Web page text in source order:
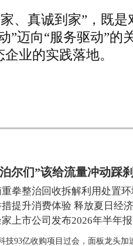
、真诚到家”，既
”迈向“服务驱动”的
业的实践落地。
尔们”该给流量冲动踩
拳整治回收拆解利用处置
措提升消费体验 释放夏日经
上市公司发布2026年半年报
技93亿收购项目过会，面板龙头加